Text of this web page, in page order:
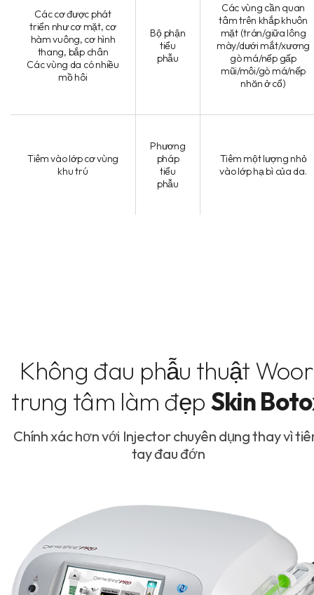
Các cơ được phát
triển như cơ mặt, cơ
hàm vuông, cơ hình
thang, bắp chân
Các vùng da có nhiều
mồ hôi
Bộ phận
tiểu
phẫu
Các vùng cần quan
tâm trên khắp khuôn
mặt (trán/giữa lông
mày/dưới mắt/xương
gò má/nếp gấp
mũi/môi/gò má/nếp
nhăn ở cổ)
Tiêm vào lớp cơ vùng
khu trú
Phương
pháp
tiểu
phẫu
Tiêm một lượng nhỏ
vào lớp hạ bì của da.
Không đau phẫu thuật
trung tâm làm đẹp Skin
Chính xác hơn với Injector chuyên dụng thay vì
tay đau đớn